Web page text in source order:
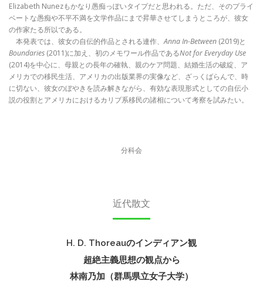
Elizabeth Nunezもかなり愚痴っぽいタイプだと思われる。ただ、そのプライ
ベートな愚痴や不平不満を文学作品にまで昇華させてしまうところが、彼女
の作家たる所以である。
本発表では、彼女の自伝的作品とされる連作、Anna In-Between (2019)と
Boundaries (2011)に加え、初のメモワール作品であるNot for Everyday Use
(2014)を中心に、母親との長年の確執、親のケア問題、結婚生活の破綻、ア
メリカでの移民生活、アメリカの出版業界の実像など、ざっくばらんで、時
に切ない、彼女のぼやきを読み解きながら、有効な表現形式としての自伝小
説の役割とアメリカにおけるカリブ系移民の諸相について考察を試みたい。
分科会
近代散文
H. D. Thoreauのインディアン観
超絶主義思想の観点から
林南乃加（群馬県立女子大学）